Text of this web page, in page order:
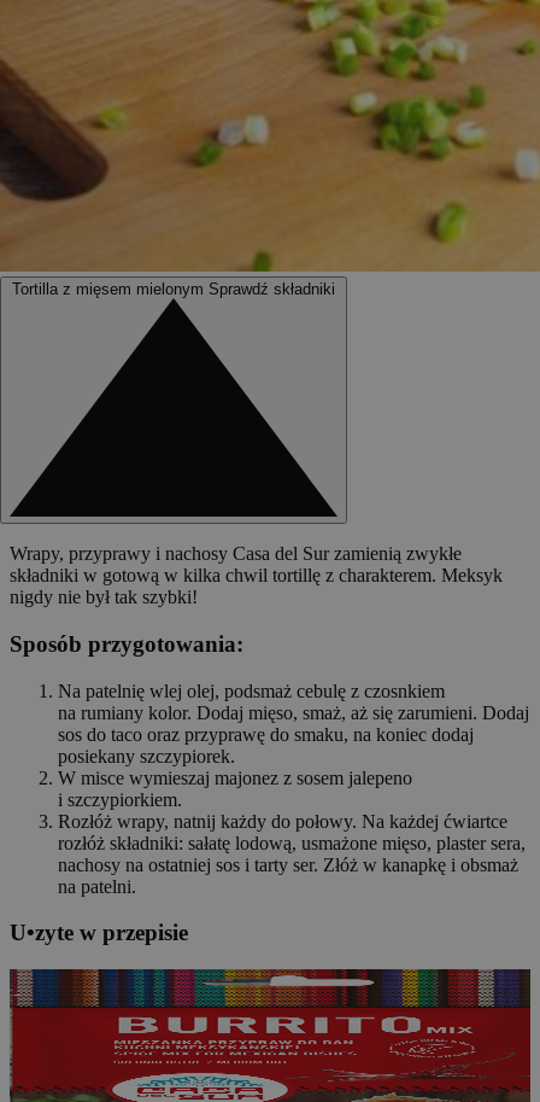
Tortilla z mięsem mielonym Sprawdź składniki
Wrapy, przyprawy i nachosy Casa del Sur zamienią zwykłe
składniki w gotową w kilka chwil tortillę z charakterem. Meksyk
nigdy nie był tak szybki!
Sposób przygotowania:
Na patelnię wlej olej, podsmaż cebulę z czosnkiem
na rumiany kolor. Dodaj mięso, smaż, aż się zarumieni. Dodaj
sos do taco oraz przyprawę do smaku, na koniec dodaj
posiekany szczypiorek.
W misce wymieszaj majonez z sosem jalepeno
i szczypiorkiem.
Rozłóż wrapy, natnij każdy do połowy. Na każdej ćwiartce
rozłóż składniki: sałatę lodową, usmażone mięso, plaster sera,
nachosy na ostatniej sos i tarty ser. Złóż w kanapkę i obsmaż
na patelni.
U•zyte w przepisie